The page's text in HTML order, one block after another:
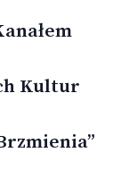
Kultur